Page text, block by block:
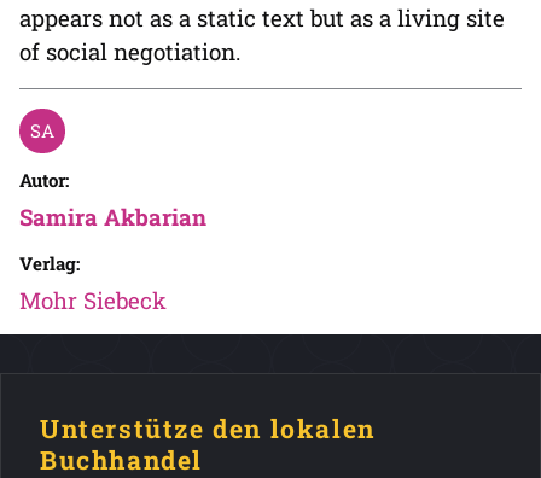
appears not as a static text but as a living site
of social negotiation.
Autor:
Samira Akbarian
Verlag:
Mohr Siebeck
Unterstütze den lokalen
Buchhandel